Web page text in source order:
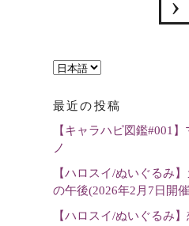
言
を
選
最近の投稿
【キャラハピ図鑑#001
ノ
【ハロスイ/ぬいぐるみ
の午後(2026年2月7日開
【ハロスイ/ぬいぐるみ